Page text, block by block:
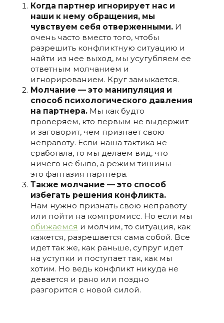
Когда партнер игнорирует нас и
наши к нему обращения, мы
чувствуем себя отверженными.И
очень часто вместо того, чтобы
разрешить конфликтную ситуацию и
найти из нее выход, мы усугубляем ее
ответным молчанием и
игнорированием. Круг замыкается.
Молчание — это манипуляция и
способ психологического давления
на партнера.Мы как будто
проверяем, кто первым не выдержит
и заговорит, чем признает свою
неправоту. Если наша тактика не
сработала, то мы делаем вид, что
ничего не было, а режим тишины —
это фантазия партнера.
Также молчание — это способ
избегать решения конфликта.
Нам нужно признать свою неправоту
или пойти на компромисс. Но если мы
обижаемся и молчим, то ситуация, как
кажется, разрешается сама собой. Все
идет так же, как раньше, супруг идет
на уступки и поступает так, как мы
хотим. Но ведь конфликт никуда не
девается и рано или поздно
разгорится с новой силой.